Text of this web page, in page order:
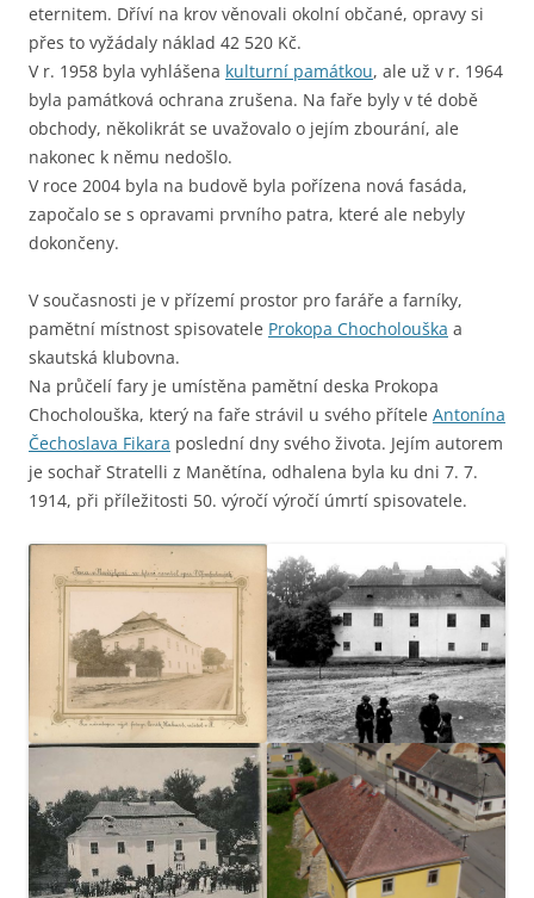
eternitem. Dříví na krov věnovali okolní občané, opravy si
přes to vyžádaly náklad 42 520 Kč.
V r. 1958 byla vyhlášena kulturní památkou, ale už v r. 1964
byla památková ochrana zrušena. Na faře byly v té době
obchody, několikrát se uvažovalo o jejím zbourání, ale
nakonec k němu nedošlo.
V roce 2004 byla na budově byla pořízena nová fasáda,
započalo se s opravami prvního patra, které ale nebyly
dokončeny.
V současnosti je v přízemí prostor pro faráře a farníky,
pamětní místnost spisovatele Prokopa Chocholouška a
skautská klubovna.
Na průčelí fary je umístěna pamětní deska Prokopa
Chocholouška, který na faře strávil u svého přítele Antonína
Čechoslava Fikara poslední dny svého života. Jejím autorem
je sochař Stratelli z Manětína, odhalena byla ku dni 7. 7.
1914, při příležitosti 50. výročí výročí úmrtí spisovatele.